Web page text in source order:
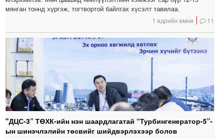
мянган тоннд хүргэж, тогтвортой байлгах хүсэлт тавилаа.
1 өдрийн өмнө 11
"ДЦС-3” ТӨХК-ийн нэн шаардлагатай “Турбингенератор-5”-
ын шинэчлэлийн төсвийг шийдвэрлэхээр болов